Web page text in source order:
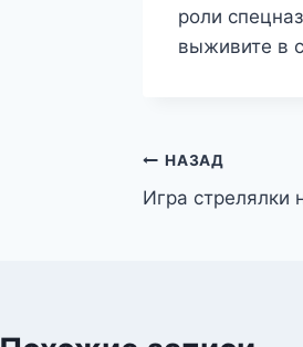
роли
выживите в
Навигация
по
НАЗАД
Игра стрелялки